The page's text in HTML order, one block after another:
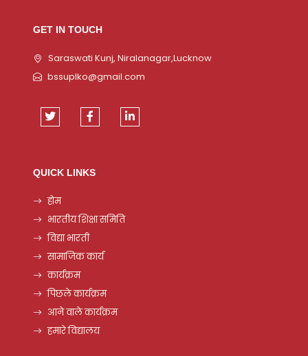
GET IN TOUCH
Saraswati Kunj, Niralanagar,Lucknow
bssuplko@gmail.com
QUICK LINKS
होम
भारतीय शिक्षा समिति
विद्या भारती
सामाजिक कार्य
कार्यक्रम
पिछले कार्यक्रम
आने वाले कार्यक्रम
हमारे विद्यालय